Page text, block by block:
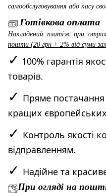
самообслуговування або касу
Готівкова оплата
Накладений платіж при
пошти (20 грн + 2% від суми
✓ 100% гарантія
товарів.
✓ Пряме постачання
кращих
✓ Контроль якості
відправленням.
✓ Надійне та
При огляді на